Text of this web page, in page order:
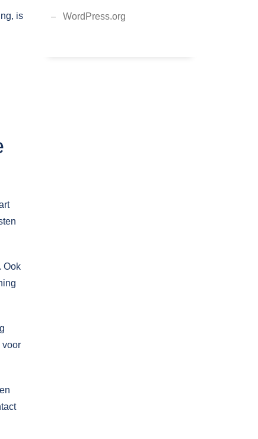
is
Ook
voor
WordPress.org